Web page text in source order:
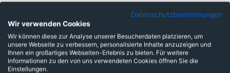
Euro: 10,26%
Japanische Yen: 6,23%
Kanadische Dollar: 3,30%
Australische Dollar: 1,53%
Datenschutzbestimmungen
Wir verwenden Cookies
Wir können diese zur Analyse unserer Besucherdaten platzieren, um
unsere Webseite zu verbessern, personalisierte Inhalte anzuzeigen und
Ihnen ein großartiges Webseiten-Erlebnis zu bieten. Für weitere
Informationen zu den von uns verwendeten Cookies öffnen Sie die
Einstellungen.